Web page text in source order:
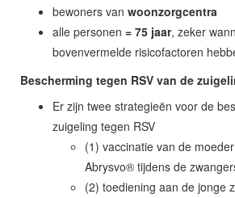
bewoners van woonzorgcentra
alle personen = 75 jaar, zeker
bovenvermelde risicofactoren
Bescherming tegen RSV van de
Er zijn twee strategieën voor de
zuigeling tegen RSV
(1) vaccinatie van de
Abrysvo® tijdens de
(2) toediening aan de jonge